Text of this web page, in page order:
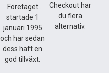
Företaget
startade 1
januari 1995
och har sedan
dess haft en
god tillväxt.
Checkout har
du flera
alternativ.